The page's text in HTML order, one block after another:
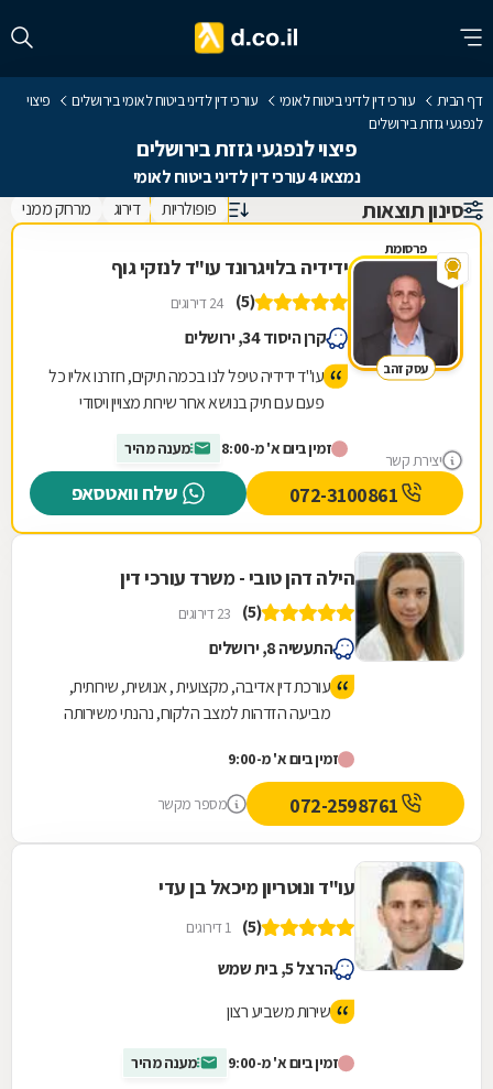
דף הבית עורכי דין לדיני ביטוח לאומי עורכי דין לדיני ביטוח לאומי בירושלים
פיצוי
לנפגעי גזזת בירושלים
פיצוי לנפגעי גזזת בירושלים
נמצאו 4 עורכי דין לדיני ביטוח לאומי
סינון תוצאות פופולריות דירוג מרחק ממני
פרסומת
עסק זהב
יצירת קשר
ידידיה בלויגרונד עו"ד לנזקי גוף
(5) 24 דירוגים
קרן היסוד 34, ירושלים
עו"ד ידידיה טיפל לנו בכמה תיקים, חזרנו אליו כל
פעם עם תיק בנושא אחר שירות מצויין ויסודי
זמין ביום א' מ-8:00 מענה מהיר
שלח וואטסאפ
הילה דהן טובי - משרד עורכי דין
(5) 23 דירוגים
התעשיה 8, ירושלים
עורכת דין אדיבה, מקצועית , אנושית, שירותית,
מביעה הזדהות למצב הלקוח, נהנתי משירותה
זמין ביום א' מ-9:00
מספר מקשר
עו"ד ונוטריון מיכאל בן עדי
(5) 1 דירוגים
הרצל 5, בית שמש
שירות משביע רצון
זמין ביום א' מ-9:00 מענה מהיר